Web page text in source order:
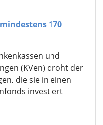
170
und
(KVen) droht der
die sie in einen
investiert